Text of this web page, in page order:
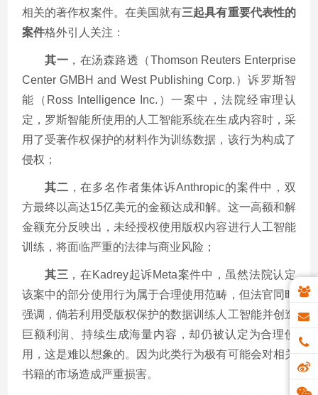
相关的著作权案件。在美国就有三起具有重要代表性的
案件格外引人关注：
其一 ，在汤森路透（Thomson Reuters Enterprise
Center GMBH and West Publishing Corp.）诉罗斯智
能（Ross Intelligence Inc.）一案中，法院经审理认
定，罗斯智能所使用的人工智能系统在生成内容时，采
用了受著作权保护的材料作为训练数据，该行为构成了
侵权；
其二 ，在多名作者集体诉Anthropic的案件中，双
方最终以高达15亿美元的金额达成和解。这一高额和解
金额充分反映出，未经授权使用版权内容进行人工智能
训练，将面临严重的法律与商业风险；
其三 ，在Kadrey起诉Meta案件中，虽然法院认定
该案中的部分使用行为属于合理使用范畴，但法官同时
强调，倘若利用受版权保护的数据训练人工智能并创造
巨额利润、持续生成海量内容，却仍被认定为合理使
用，这是难以想象的。因为此类行为极有可能会对相关
书籍的市场造成严重损害。